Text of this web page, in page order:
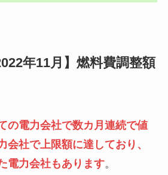
年11月】燃料費調整額
の電力会社で数カ月連続で値
会社で上限額に達しており、
電力会社もあります。